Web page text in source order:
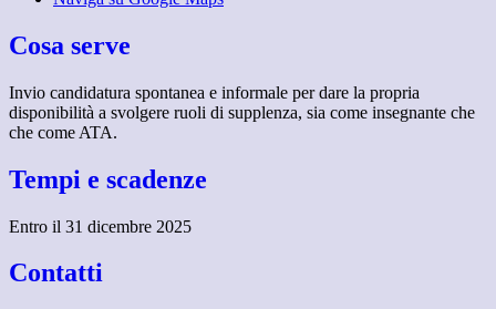
Cosa serve
Invio candidatura spontanea e informale per dare la propria
disponibilità a svolgere ruoli di supplenza, sia come insegnante che
che come ATA.
Tempi e scadenze
Entro il 31 dicembre 2025
Contatti